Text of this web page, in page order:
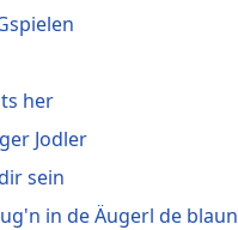
her
Jodler
sein
in de Äugerl de blaun